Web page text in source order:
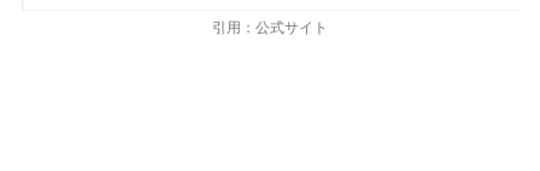
引用：公式サイト